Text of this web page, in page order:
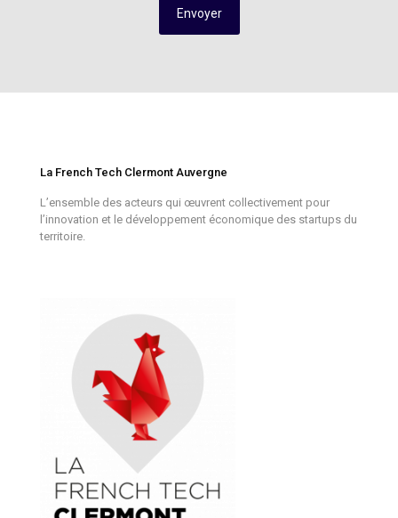
La French Tech Clermont Auvergne
L’ensemble des acteurs qui œuvrent collectivement pour
l’innovation et le développement économique des startups du
territoire.